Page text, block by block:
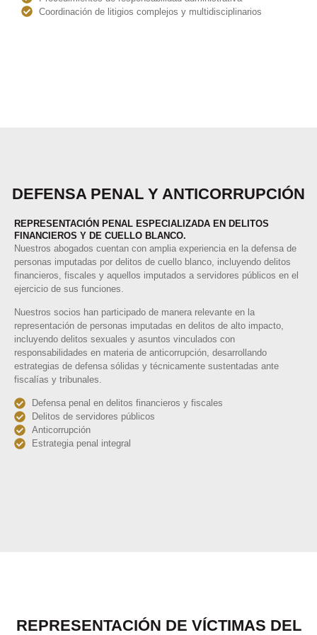
brindamos asesoría especializada en asuntos mercantiles y
administrativos, particularmente en procedimientos de
Coordinación de litigios complejos y multidisciplinarios
DEFENSA PENAL Y ANTICORRUPCIÓN
REPRESENTACIÓN PENAL ESPECIALIZADA EN DELITOS
FINANCIEROS Y DE CUELLO BLANCO.
Nuestros abogados cuentan con amplia experiencia en la defensa de
personas imputadas por delitos de cuello blanco, incluyendo delitos
financieros, fiscales y aquellos imputados a servidores públicos en el
ejercicio de sus funciones.
Nuestros socios han participado de manera relevante en la
representación de personas imputadas en delitos de alto impacto,
incluyendo delitos sexuales y asuntos vinculados con
responsabilidades en materia de anticorrupción, desarrollando
estrategias de defensa sólidas y técnicamente sustentadas ante
fiscalías y tribunales.
Defensa penal en delitos financieros y fiscales
Delitos de servidores públicos
Anticorrupción
Estrategia penal integral
REPRESENTACIÓN DE VÍCTIMAS DEL